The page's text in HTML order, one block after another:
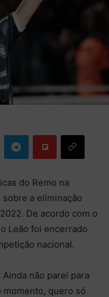
do Remo na
a eliminação
De acordo com o
Leão foi encerrado
nacional.
não parei para
momento, quero só